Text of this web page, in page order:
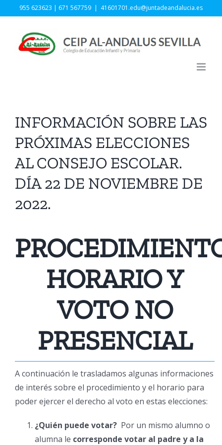
content
955 623623 | 671 567759 | 41601701.edu@juntadeandalucia.es
INFORMACIÓN SOBRE LAS
PRÓXIMAS ELECCIONES
AL CONSEJO ESCOLAR.
DÍA 22 DE NOVIEMBRE DE
2022.
HORARIO Y
VOTO NO
PRESENCIAL
A continuación le trasladamos algunas informaciones
de interés sobre el procedimiento y el horario para
poder ejercer el derecho al voto en estas elecciones:
¿Quién puede votar?Por un mismo alumno o
alumna le corresponde votar al padre y a la